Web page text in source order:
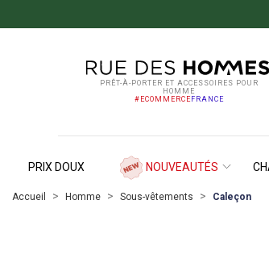
PRÊT-À-PORTER ET ACCESSOIRES POUR
HOMME
#ECOMMERCE FRANCE
PRIX DOUX NOUVEAUTÉS
Accueil Homme Sous-vêtements Caleçon